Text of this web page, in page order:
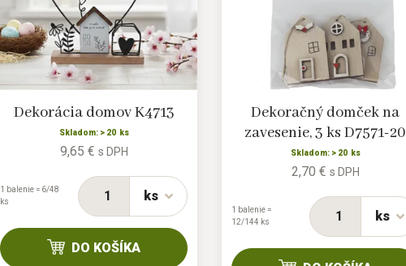
Dekorácia domov K4713
Skladom: > 20 ks
9,65 € s DPH
ks
1 balenie = 6/48
ks
DO KOŠÍKA
Dekoračný domček na
zavesenie, 3 ks D7571-20
Skladom: > 20 ks
2,70 € s DPH
ks
1 balenie =
12/144 ks